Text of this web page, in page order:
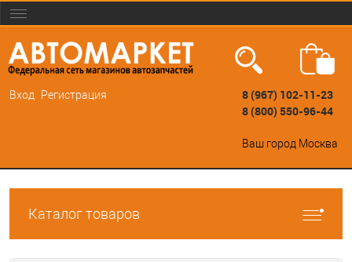
Вход Регистрация
8 (967) 102-11-23
8 (800) 550-96-44
Ваш город Москва
Каталог товаров